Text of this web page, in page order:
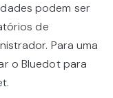
podem ser
de
Para uma
o Bluedot para